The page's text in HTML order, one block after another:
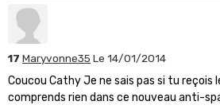
17 Maryvonne35 Le 14/01/2014
Coucou Cathy Je ne sais pas si tu reçois
comprends rien dans ce nouveau anti-